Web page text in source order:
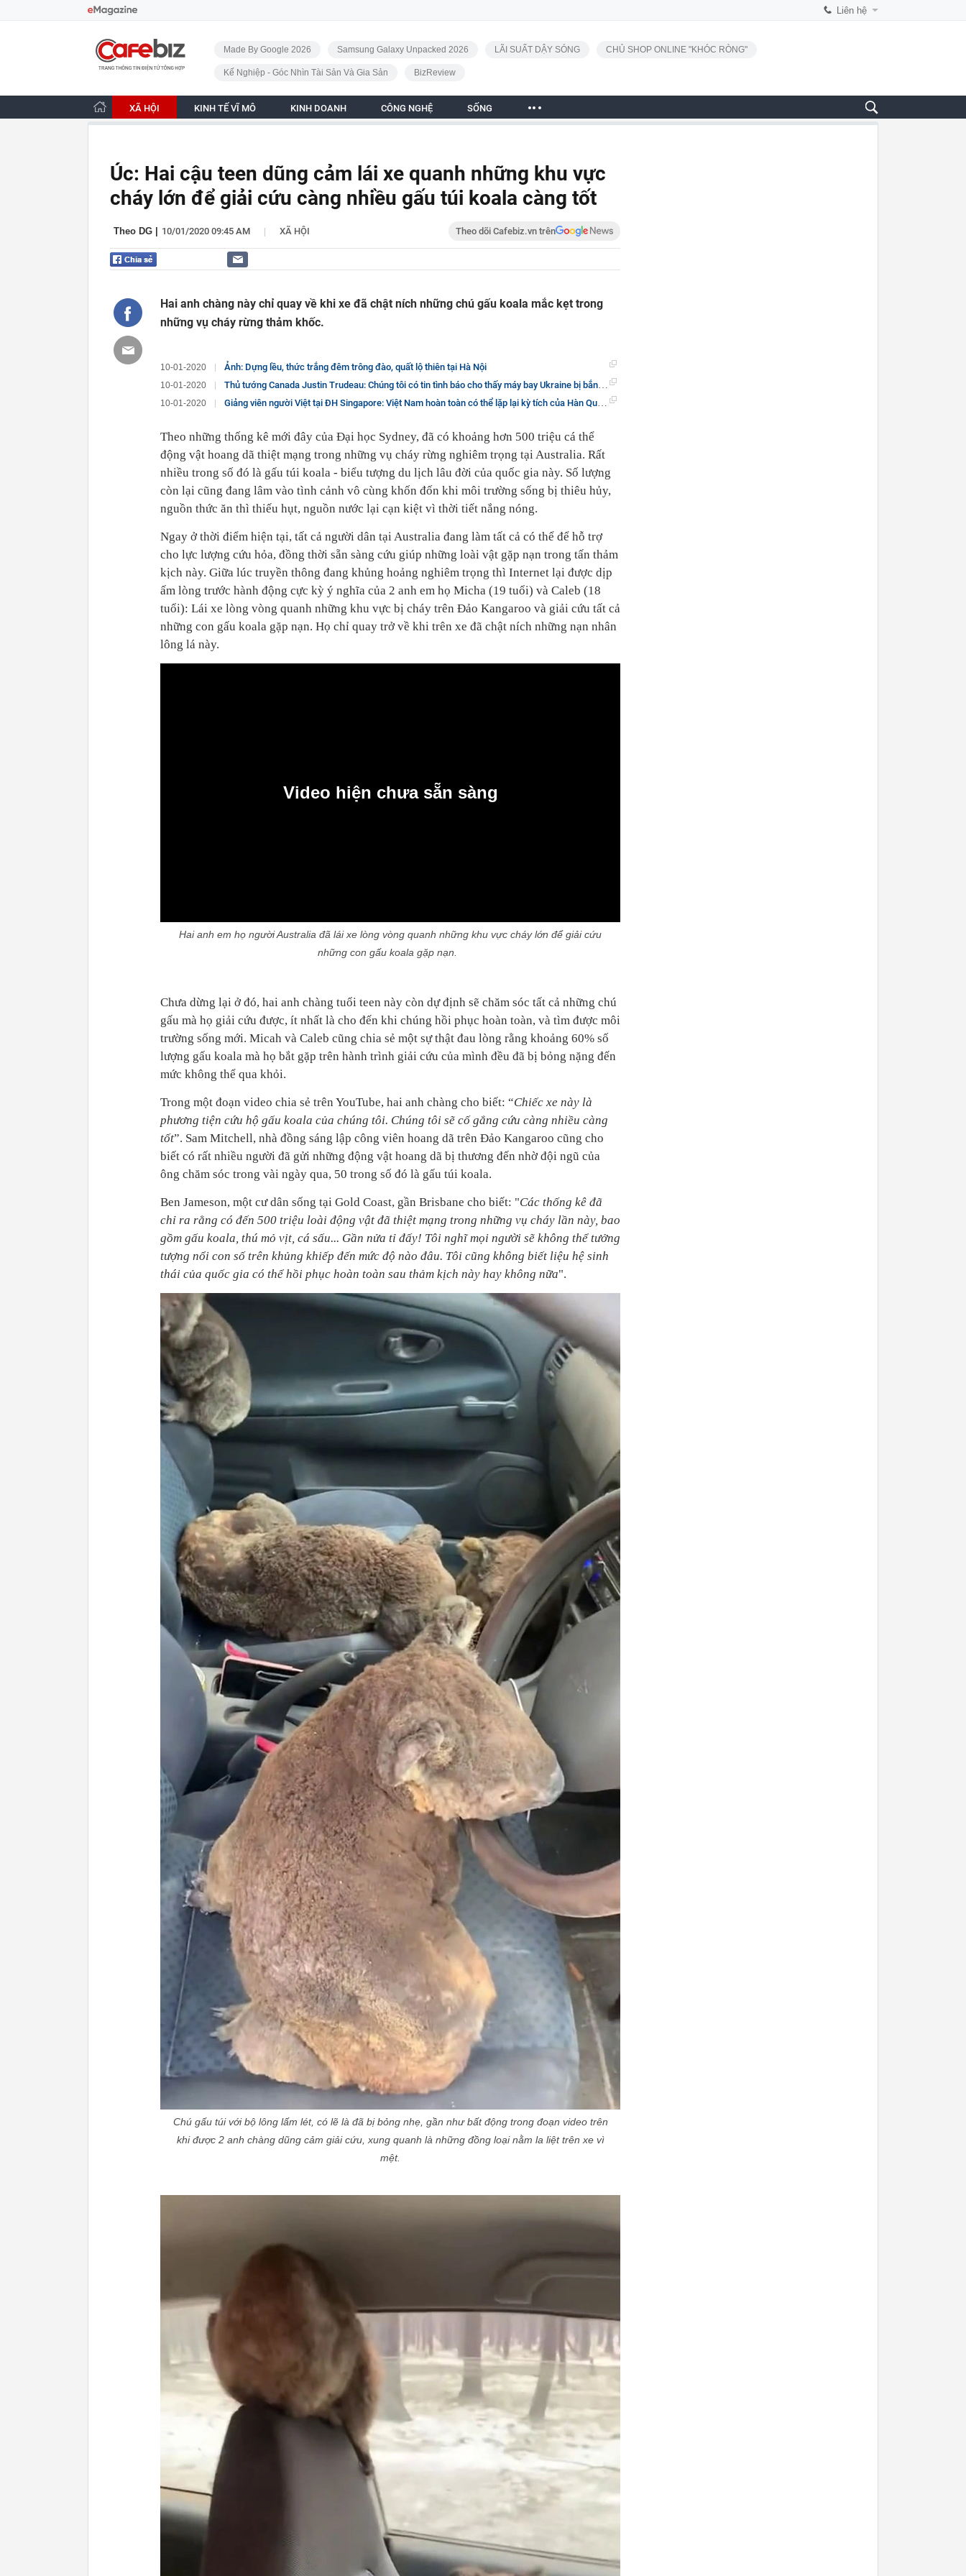
Liên hệ
CafeBiz - Trang chủ
Made By Google 2026 Samsung Galaxy Unpacked 2026 LÃI SUẤT DẬY SÓNG CHỦ SHOP ONLINE "KHÓC RÒNG"
Kế Nghiệp - Góc Nhìn Tài Sản Và Gia Sản BizReview
XÃ HỘI KINH TẾ VĨ MÔ KINH DOANH CÔNG NGHỆ SỐNG
Úc: Hai cậu teen dũng cảm lái xe quanh những khu vực
cháy lớn để giải cứu càng nhiều gấu túi koala càng tốt
Theo DG 10/01/2020 09:45 AM | XÃ HỘI Theo dõi Cafebiz.vn trên
Hai anh chàng này chỉ quay về khi xe đã chật ních những chú gấu koala mắc kẹt trong
những vụ cháy rừng thảm khốc.
10-01-2020 Ảnh: Dựng lều, thức trắng đêm trông đào, quất lộ thiên tại Hà Nội
10-01-2020 Thủ tướng Canada Justin Trudeau: Chúng tôi có tin tình báo cho thấy máy bay Ukraine bị bắn rơi bởi tên lửa Iran
10-01-2020 Giảng viên người Việt tại ĐH Singapore: Việt Nam hoàn toàn có thể lặp lại kỳ tích của Hàn Quốc với 4 lợi thế đặc biệt và 3 cơ hội chưa từng có
Theo những thống kê mới đây của Đại học Sydney, đã có khoảng hơn 500 triệu cá thể
động vật hoang dã thiệt mạng trong những vụ cháy rừng nghiêm trọng tại Australia. Rất
nhiều trong số đó là gấu túi koala - biểu tượng du lịch lâu đời của quốc gia này. Số lượng
còn lại cũng đang lâm vào tình cảnh vô cùng khốn đốn khi môi trường sống bị thiêu hủy,
nguồn thức ăn thì thiếu hụt, nguồn nước lại cạn kiệt vì thời tiết nắng nóng.
Ngay ở thời điểm hiện tại, tất cả người dân tại Australia đang làm tất cả có thể để hỗ trợ
cho lực lượng cứu hỏa, đồng thời sẵn sàng cứu giúp những loài vật gặp nạn trong tấn thảm
kịch này. Giữa lúc truyền thông đang khủng hoảng nghiêm trọng thì Internet lại được dịp
ấm lòng trước hành động cực kỳ ý nghĩa của 2 anh em họ Micha (19 tuổi) và Caleb (18
tuổi): Lái xe lòng vòng quanh những khu vực bị cháy trên Đảo Kangaroo và giải cứu tất cả
những con gấu koala gặp nạn. Họ chỉ quay trở về khi trên xe đã chật ních những nạn nhân
lông lá này.
Video hiện chưa sẵn sàng
Hai anh em họ người Australia đã lái xe lòng vòng quanh những khu vực cháy lớn để giải cứu
những con gấu koala gặp nạn.
Chưa dừng lại ở đó, hai anh chàng tuổi teen này còn dự định sẽ chăm sóc tất cả những chú
gấu mà họ giải cứu được, ít nhất là cho đến khi chúng hồi phục hoàn toàn, và tìm được môi
trường sống mới. Micah và Caleb cũng chia sẻ một sự thật đau lòng rằng khoảng 60% số
lượng gấu koala mà họ bắt gặp trên hành trình giải cứu của mình đều đã bị bỏng nặng đến
mức không thể qua khỏi.
Trong một đoạn video chia sẻ trên YouTube, hai anh chàng cho biết: “Chiếc xe này là
phương tiện cứu hộ gấu koala của chúng tôi. Chúng tôi sẽ cố gắng cứu càng nhiều càng
tốt”. Sam Mitchell, nhà đồng sáng lập công viên hoang dã trên Đảo Kangaroo cũng cho
biết có rất nhiều người đã gửi những động vật hoang dã bị thương đến nhờ đội ngũ của
ông chăm sóc trong vài ngày qua, 50 trong số đó là gấu túi koala.
Ben Jameson, một cư dân sống tại Gold Coast, gần Brisbane cho biết: "Các thống kê đã
chỉ ra rằng có đến 500 triệu loài động vật đã thiệt mạng trong những vụ cháy lần này, bao
gồm gấu koala, thú mỏ vịt, cá sấu... Gần nửa tỉ đấy! Tôi nghĩ mọi người sẽ không thể tưởng
tượng nổi con số trên khủng khiếp đến mức độ nào đâu. Tôi cũng không biết liệu hệ sinh
thái của quốc gia có thể hồi phục hoàn toàn sau thảm kịch này hay không nữa".
Chú gấu túi với bộ lông lấm lét, có lẽ là đã bị bỏng nhẹ, gần như bất động trong đoạn video trên
khi được 2 anh chàng dũng cảm giải cứu, xung quanh là những đồng loại nằm la liệt trên xe vì
mệt.